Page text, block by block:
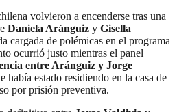
volvieron a encenderse tras una
Daniela Aránguiz y Gisella
cargada de polémicas en el programa
ocurrió justo mientras el panel
entre Aránguiz y Jorge
había estado residiendo en la casa de
por prisión preventiva.